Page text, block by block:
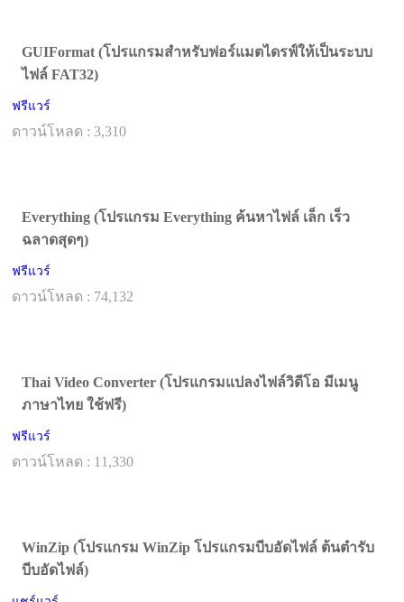
GUIFormat (โปรแกรมสำหรับฟอร์แมตไดรฟ์ให้เป็นระบบ
ไฟล์ FAT32)
ฟรีแวร์
ดาวน์โหลด : 3,310
Everything (โปรแกรม Everything ค้นหาไฟล์ เล็ก เร็ว
ฉลาดสุดๆ)
ฟรีแวร์
ดาวน์โหลด : 74,132
Thai Video Converter (โปรแกรมแปลงไฟล์วิดีโอ มีเมนู
ภาษาไทย ใช้ฟรี)
ฟรีแวร์
ดาวน์โหลด : 11,330
WinZip (โปรแกรม WinZip โปรแกรมบีบอัดไฟล์ ต้นตำรับ
บีบอัดไฟล์)